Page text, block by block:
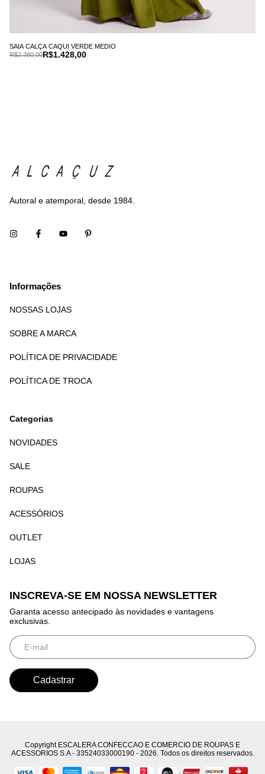
SAIA CALÇA CAQUI VERDE MEDIO
R$1.428,00
R$2.380,00
Autoral e atemporal, desde 1984.
Informações
NOSSAS LOJAS
SOBRE A MARCA
POLÍTICA DE PRIVACIDADE
POLÍTICA DE TROCA
Categorias
NOVIDADES
SALE
ROUPAS
ACESSÓRIOS
OUTLET
LOJAS
INSCREVA-SE EM NOSSA NEWSLETTER
Garanta acesso antecipado às novidades e vantagens
exclusivas.
Copyright ESCALERA CONFECCAO E COMERCIO DE ROUPAS E
ACESSORIOS S.A - 33524033000190 - 2026. Todos os direitos reservados.